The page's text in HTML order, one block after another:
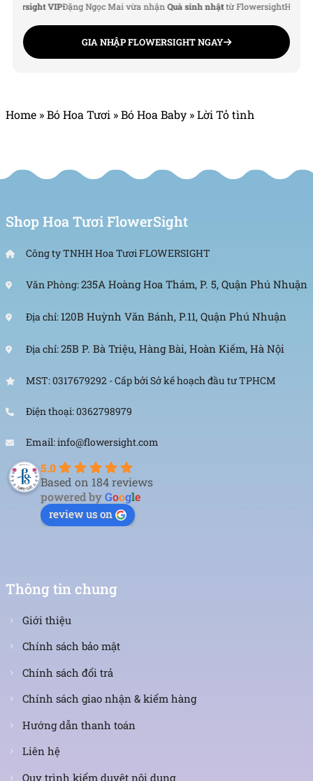
Website: https://flowersight.com/
VIPĐặng Ngọc Mai vừa nhậnQuà sinh nhậttừ FlowersightHoàng
GIA NHẬP FLOWERSIGHT NGAY
Home »Bó Hoa Tươi »Bó Hoa Baby »Lời Tỏ tình
Shop Hoa Tươi FlowerSight
Công ty TNHH Hoa Tươi FLOWERSIGHT
Văn Phòng:235A Hoàng Hoa Thám, P. 5, Quận Phú Nhuận
Địa chỉ: 120B Huỳnh Văn Bánh, P.11, Quận Phú Nhuận
Địa chỉ:25B P. Bà Triệu, Hàng Bài, Hoàn Kiếm, Hà Nội
MST: 0317679292 - Cấp bởi Sở kế hoạch đầu tư TPHCM
Điện thoại: 0362798979
Email: info@flowersight.com
5.0
Based on 184 reviews
powered byGoogle
review us on
Thông tin chung
Giới thiệu
Chính sách bảo mật
Chính sách đổi trả
Chính sách giao nhận & kiểm hàng
Hướng dẫn thanh toán
Liên hệ
Quy trình kiểm duyệt nội dung